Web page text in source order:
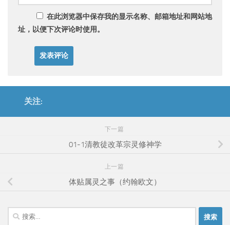
在此浏览器中保存我的显示名称、邮箱地址和网站地
址，以便下次评论时使用。
关注:
下一篇
01-1清教徒改革宗灵修神学
上一篇
体贴属灵之事（约翰欧文）
搜